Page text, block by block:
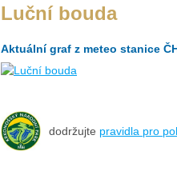
Luční bouda
Aktuální graf z meteo stanice
dodržujte pravidla pro